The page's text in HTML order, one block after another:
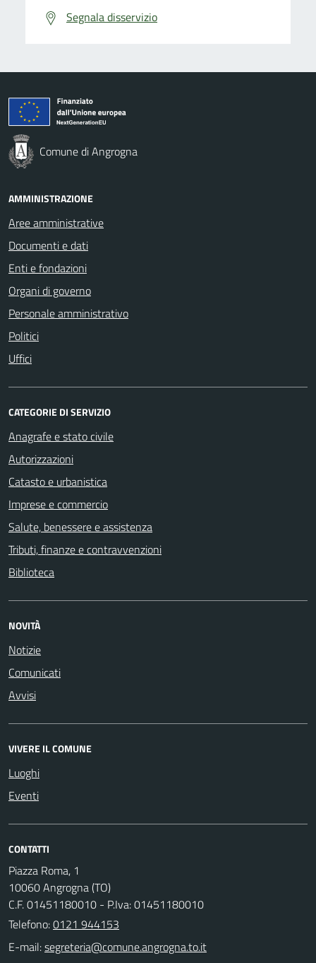
Segnala disservizio
Comune di Angrogna
AMMINISTRAZIONE
Aree amministrative
Documenti e dati
Enti e fondazioni
Organi di governo
Personale amministrativo
Politici
Uffici
CATEGORIE DI SERVIZIO
Anagrafe e stato civile
Autorizzazioni
Catasto e urbanistica
Imprese e commercio
Salute, benessere e assistenza
Tributi, finanze e contravvenzioni
Biblioteca
NOVITÀ
Notizie
Comunicati
Avvisi
VIVERE IL COMUNE
Luoghi
Eventi
CONTATTI
Piazza Roma, 1
10060 Angrogna (TO)
C.F. 01451180010 - P.Iva: 01451180010
Telefono:0121 944153
E-mail: